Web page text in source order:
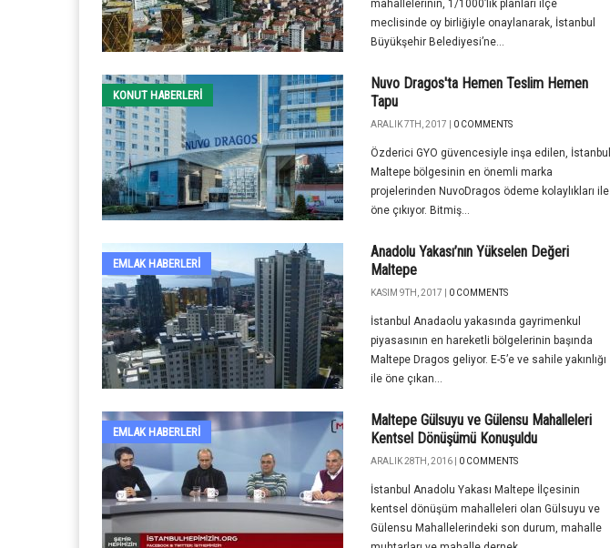
mahallelerinin, 1/1000’lik planları ilçe
meclisinde oy birliğiyle onaylanarak, İstanbul
Büyükşehir Belediyesi’ne...
KONUT HABERLERI
Nuvo Dragos'ta Hemen Teslim Hemen
Tapu
ARALIK 7TH, 2017 | 0 COMMENTS
Özderici GYO güvencesiyle inşa edilen, İstanbul
Maltepe bölgesinin en önemli marka
projelerinden NuvoDragos ödeme kolaylıkları ile
öne çıkıyor. Bitmiş...
EMLAK HABERLERI
Anadolu Yakası’nın Yükselen Değeri
Maltepe
KASIM 9TH, 2017 | 0 COMMENTS
İstanbul Anadaolu yakasında gayrimenkul
piyasasının en hareketli bölgelerinin başında
Maltepe Dragos geliyor. E-5’e ve sahile yakınlığı
ile öne çıkan...
EMLAK HABERLERI
Maltepe Gülsuyu ve Gülensu Mahalleleri
Kentsel Dönüşümü Konuşuldu
ARALIK 28TH, 2016 | 0 COMMENTS
İstanbul Anadolu Yakası Maltepe İlçesinin
kentsel dönüşüm mahalleleri olan Gülsuyu ve
Gülensu Mahallelerindeki son durum, mahalle